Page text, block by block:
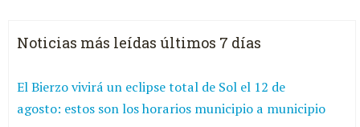
Noticias más leídas últimos 7 días
El Bierzo vivirá un eclipse total de Sol el 12 de
agosto: estos son los horarios municipio a municipio